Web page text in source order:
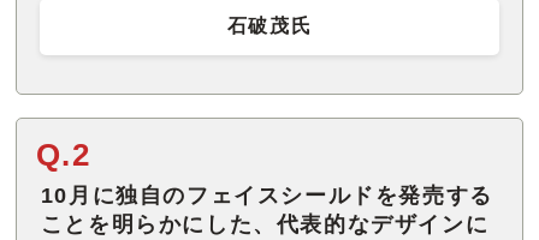
石破茂氏
Q.2
10月に独自のフェイスシールドを発売する
ことを明らかにした、代表的なデザインに